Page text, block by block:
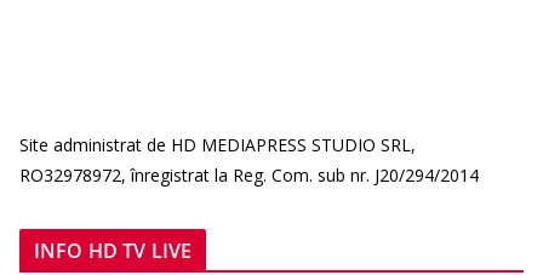
Site administrat de HD MEDIAPRESS STUDIO SRL,
RO32978972, înregistrat la Reg. Com. sub nr. J20/294/2014
INFO HD TV LIVE